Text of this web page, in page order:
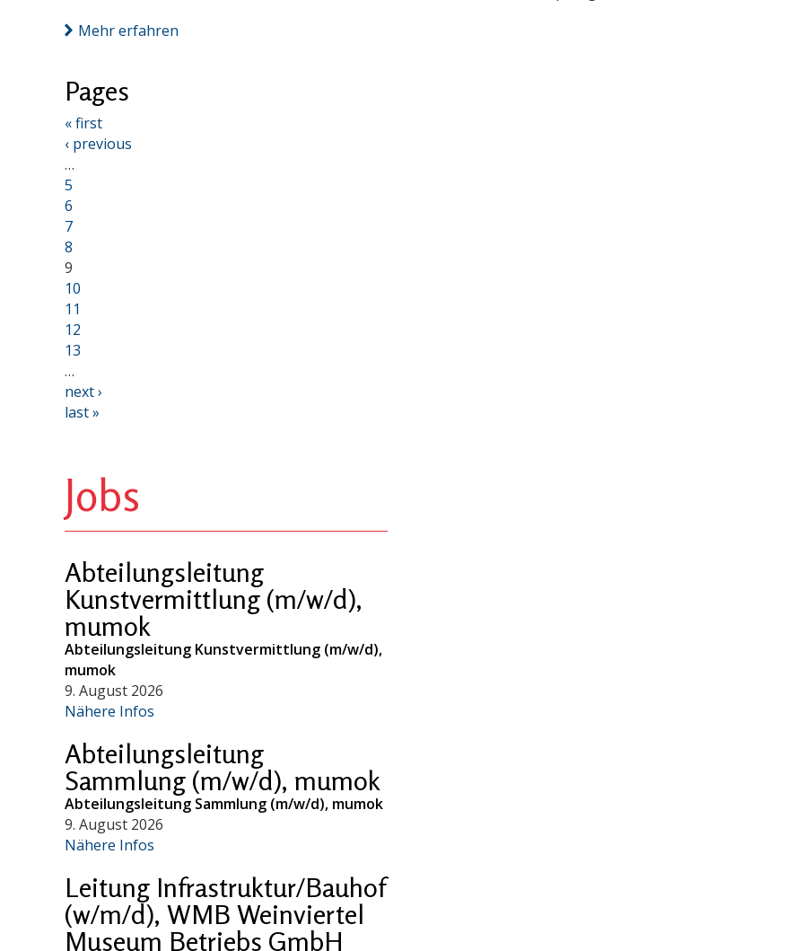
Mehr erfahren
Pages
« first
‹ previous
…
5
6
7
8
9
10
11
12
13
…
next ›
last »
Jobs
Abteilungsleitung
Kunstvermittlung (m/w/d),
mumok
Abteilungsleitung Kunstvermittlung (m/w/d),
mumok
9. August 2026
Nähere Infos
Abteilungsleitung
Sammlung (m/w/d), mumok
Abteilungsleitung Sammlung (m/w/d), mumok
9. August 2026
Nähere Infos
Leitung Infrastruktur/Bauhof
(w/m/d), WMB Weinviertel
Museum Betriebs GmbH